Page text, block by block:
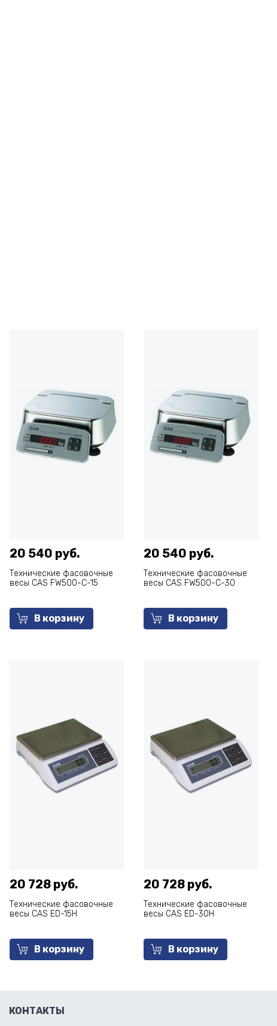
20 540 руб.
Технические фасовочные
весы CAS FW500-C-15
В корзину
20 540 руб.
Технические фасовочные
весы CAS FW500-C-30
В корзину
20 728 руб.
Технические фасовочные
весы CAS ED-15H
В корзину
20 728 руб.
Технические фасовочные
весы CAS ED-30H
В корзину
КОНТАКТЫ